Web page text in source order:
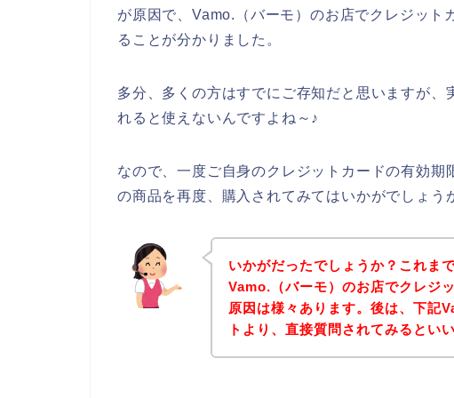
が原因で、Vamo.（バーモ）のお店でクレジット
ることが分かりました。
多分、多くの方はすでにご存知だと思いますが、
れると使えないんですよね～♪
なので、一度ご自身のクレジットカードの有効期
の商品を再度、購入されてみてはいかがでしょう
いかがだったでしょうか？これま
Vamo.（バーモ）のお店でクレジ
原因は様々あります。後は、下記
トより、直接質問されてみるとい